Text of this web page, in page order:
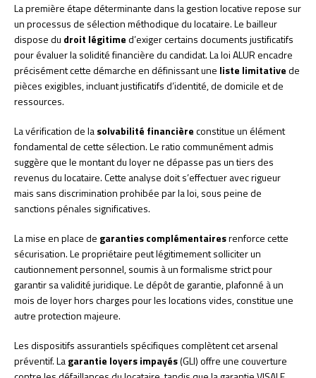
La première étape déterminante dans la gestion locative repose sur
un processus de sélection méthodique du locataire. Le bailleur
dispose du droit légitimed’exiger certains documents justificatifs
pour évaluer la solidité financière du candidat. La loi ALUR encadre
précisément cette démarche en définissant une liste limitativede
pièces exigibles, incluant justificatifs d’identité, de domicile et de
ressources.
La vérification de lasolvabilité financièreconstitue un élément
fondamental de cette sélection. Le ratio communément admis
suggère que le montant du loyer ne dépasse pas un tiers des
revenus du locataire. Cette analyse doit s’effectuer avec rigueur
mais sans discrimination prohibée par la loi, sous peine de
sanctions pénales significatives.
La mise en place de garanties complémentairesrenforce cette
sécurisation. Le propriétaire peut légitimement solliciter un
cautionnement personnel, soumis à un formalisme strict pour
garantir sa validité juridique. Le dépôt de garantie, plafonné à un
mois de loyer hors charges pour les locations vides, constitue une
autre protection majeure.
Les dispositifs assurantiels spécifiques complètent cet arsenal
préventif. Lagarantie loyers impayés(GLI) offre une couverture